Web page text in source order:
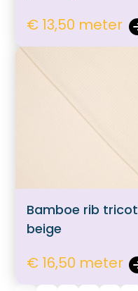
€ 13,50 meter
Bamboe rib tricot
beige
€ 16,50 meter